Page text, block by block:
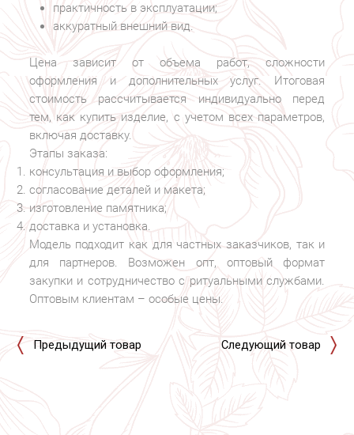
практичность в эксплуатации;
аккуратный внешний вид.
Цена зависит от объема работ, сложности
оформления и дополнительных услуг. Итоговая
стоимость рассчитывается индивидуально перед
тем, как купить изделие, с учетом всех параметров,
включая доставку.
Этапы заказа:
консультация и выбор оформления;
согласование деталей и макета;
изготовление памятника;
доставка и установка.
Модель подходит как для частных заказчиков, так и
для партнеров. Возможен опт, оптовый формат
закупки и сотрудничество с ритуальными службами.
Оптовым клиентам – особые цены.
Предыдущий товар Следующий товар